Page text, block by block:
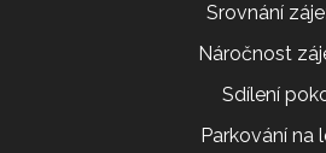
Srovnání
Náročnost
Sdílení
Parkování na